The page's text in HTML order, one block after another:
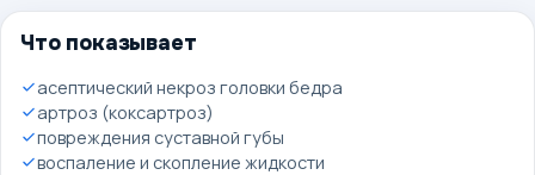
Что показывает
асептический некроз головки бедра
артроз (коксартроз)
повреждения суставной губы
воспаление и скопление жидкости